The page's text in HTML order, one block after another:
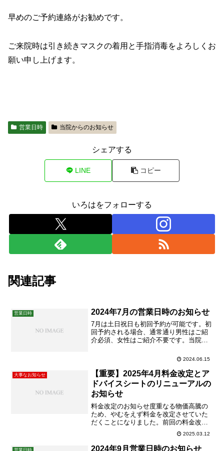
早めのご予約連絡がお勧めです。
ご来院時は引き続きマスクの着用と手指消毒をよろしくお
願い申し上げます。
営業日時 当院からのお知らせ
シェアする
LINE コピー
いろはをフォローする
関連記事
営業日時 2024年7月の営業日時のお知らせ
7月は土日祝日も初回予約が可能です。初
回予約される場合、通常通り男性はご紹
介必須、女性はご紹介不要です。当院は
おります。病院と同様です。もしマスク
ただきます。ご理解・ご協力をお願いい
たします。8月中旬あたり...
2024.06.15
大事なお知らせ
【重要】2025年4月料金改定とア
ドバイスシートのリニューアルの
お知らせ
料金改定のお知らせ度重なる物価高騰の
ため、やむをえず料金を改定させていた
だくことになりました。前回の料金改定
は2023年1月でした。以降、鍼・お灸・使
い捨てシーツ・その他諸々の仕入れ価
格、光熱費が高騰しております。個人的
2025.03.12
営業日時 2024年9月営業日時のお知らせ